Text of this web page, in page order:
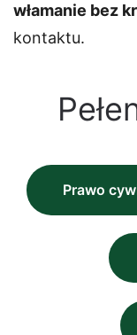
włamanie bez
kontaktu.
Prawo